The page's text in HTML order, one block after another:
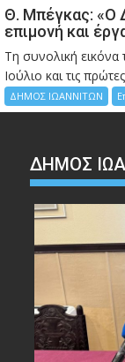
Θ. Μπέγκας: «Ο
επιμονή και
Τη συνολική
Ιούλιο και τις
ΔΗΜΟΣ ΙΩΑΝΝΙΤΩΝ
ΔΗΜΟΣ